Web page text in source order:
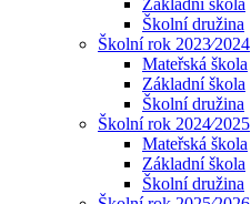
Základní škola
Školní družina
Školní rok 2023⁄2024
Mateřská škola
Základní škola
Školní družina
Školní rok 2024⁄2025
Mateřská škola
Základní škola
Školní družina